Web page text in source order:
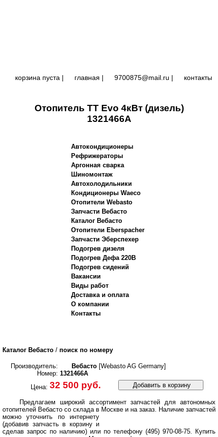
корзина пуста | главная | 9700875@mail.ru | контакты
Отопитель TT Evo 4кВт (дизель)
1321466A
Автокондиционеры
Рефрижераторы
Аргонная сварка
Шиномонтаж
Автохолодильники
Кондиционеры Waeco
Отопители Webasto
Запчасти Вебасто
Каталог Вебасто
Отопители Eberspacher
Запчасти Эберспехер
Подогрев дизеля
Подогрев Дефа 220В
Подогрев сидений
Вакансии
Виды работ
Доставка и оплата
О компании
Контакты
Каталог Вебасто / поиск по номеру
Производитель:
Номер:
Вебасто [Webasto AG Germany]
1321466A
Цена: 32 500 руб. Добавить в корзину
Предлагаем широкий ассортимент запчастей для автономных
отопителей Вебасто со склада в Москве и на заказ. Наличие запчастей
можно уточнить по интернету
(добавив запчасть в корзину и
сделав запрос по наличию) или по телефону (495) 970-08-75. Купить